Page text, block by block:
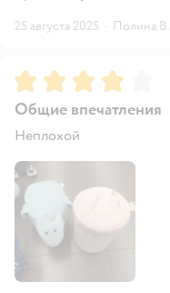
25 августа 2025 · Полина В.
Рейтинг:4
Общие впечатления
Неплохой